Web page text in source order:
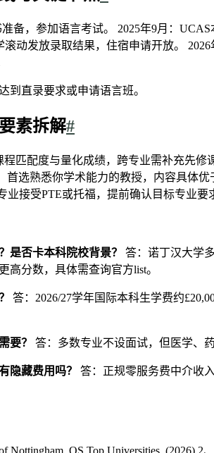
备，参加语言考试。 2025年9月：
动发放录取结果，住宿申请开放。
到直录要求或申请语言班。
素拆解#
匹配度与量化成绩，跨专业需补充先
首选熟悉你学术能力的教授，内容具体
接受PTE或托福，提前确认目标专业要
是否卡本科院校背景？
答：诺丁汉大学
高分数，具体需查询官方list。
答：2026/27学年国际本科生学费约
要？ 答：多数专业不设面试，但医学、
隐藏费用吗？
答：正规零服务费中介收
Nottingham. QS Top Universities. (2026)